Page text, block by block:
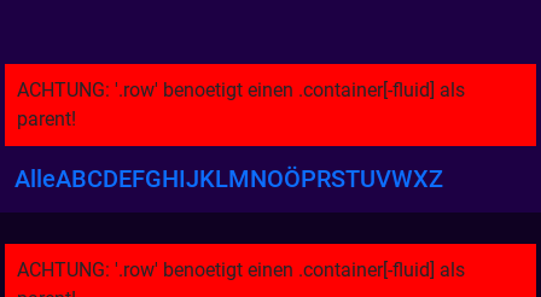
AlleABCDEFGHIJKLMNOÖPRSTUVWXZ